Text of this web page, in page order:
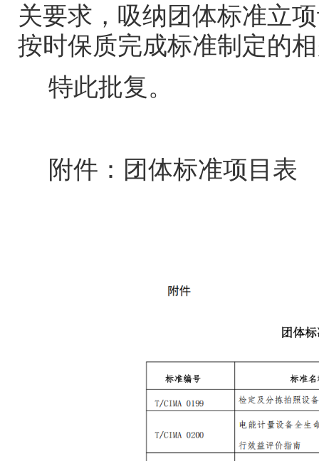
关要求，吸纳团体标准立
按时保质完成标准制定的
特此批复。
附件：团体标准项目表